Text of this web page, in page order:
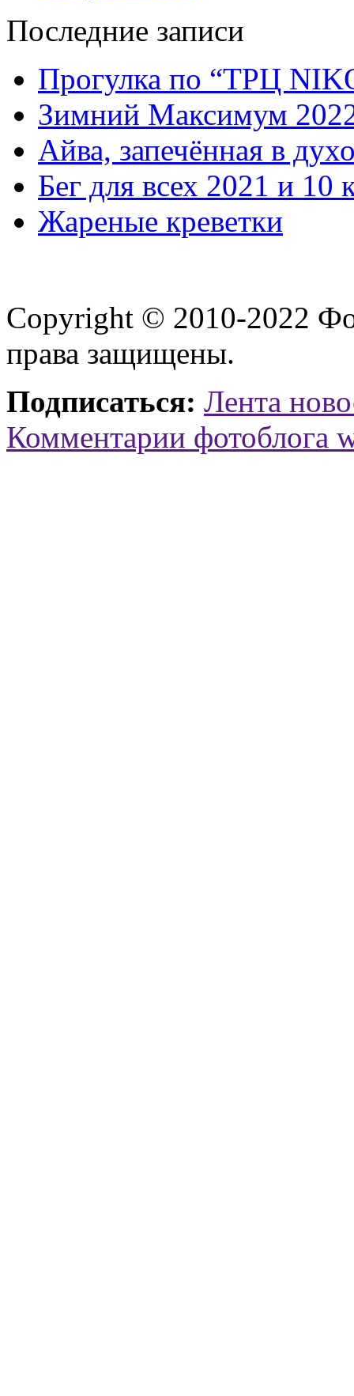
Последние записи
Прогулка по “ТРЦ
Зимний Максимум
Айва, запечённая в
Бег для всех 2021 и 10
Жареные креветки
Copyright © 2010-2022
права защищены.
Подписаться: Лента
Комментарии фотоблога